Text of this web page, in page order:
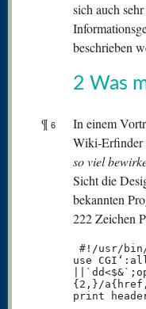
sich auch
beschrieben
2 Was
¶ 6
In einem
Wiki-Erfinder
so viel
Sicht die
bekannten
222 Zeichen
#!/usr/
use
{2,}/
print